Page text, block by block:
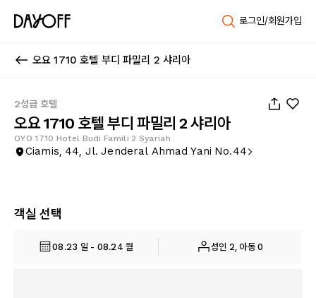
로그인/회원가입
오요 1710 호텔 부디 파밀리 2 샤리아
2성급 호텔
오요 1710 호텔 부디 파밀리 2 샤리아
OYO 1710 Hotel Budi Famili 2 Syariah
Ciamis, 44, Jl. Jenderal Ahmad Yani No.44
객실 선택
08.23 일 - 08.24 월 성인 2, 아동 0